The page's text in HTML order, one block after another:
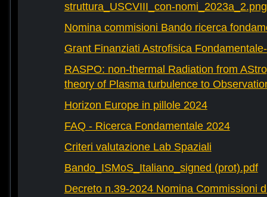
struttura_USCVIII_con-nomi_2023a_2.png
Nomina commisioni Bando ricerca
Grant Finanziati Astrofisica
RASPO: non-thermal Radiation from
theory of Plasma turbulence to
Horizon Europe in pillole 2024
FAQ - Ricerca Fondamentale 2024
Criteri valutazione Lab Spaziali
Bando_ISMoS_Italiano_signed (prot).pdf
Decreto n.39-2024 Nomina Commissioni